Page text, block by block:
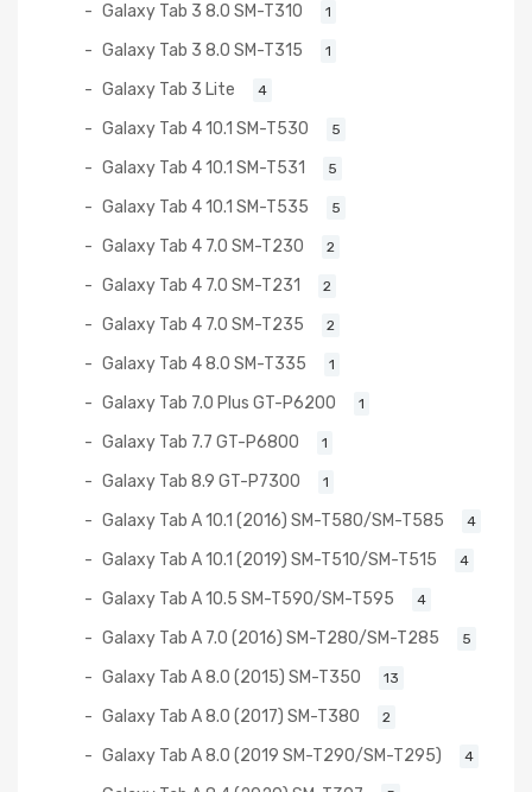
Galaxy Tab 3 8.0 SM-T310 1
Galaxy Tab 3 8.0 SM-T315 1
Galaxy Tab 3 Lite 4
Galaxy Tab 4 10.1 SM-T530 5
Galaxy Tab 4 10.1 SM-T531 5
Galaxy Tab 4 10.1 SM-T535 5
Galaxy Tab 4 7.0 SM-T230 2
Galaxy Tab 4 7.0 SM-T231 2
Galaxy Tab 4 7.0 SM-T235 2
Galaxy Tab 4 8.0 SM-T335 1
Galaxy Tab 7.0 Plus GT-P6200 1
Galaxy Tab 7.7 GT-P6800 1
Galaxy Tab 8.9 GT-P7300 1
Galaxy Tab A 10.1 (2016) SM-T580/SM-T585 4
Galaxy Tab A 10.1 (2019) SM-T510/SM-T515 4
Galaxy Tab A 10.5 SM-T590/SM-T595 4
Galaxy Tab A 7.0 (2016) SM-T280/SM-T285 5
Galaxy Tab A 8.0 (2015) SM-T350 13
Galaxy Tab A 8.0 (2017) SM-T380 2
Galaxy Tab A 8.0 (2019 SM-T290/SM-T295) 4